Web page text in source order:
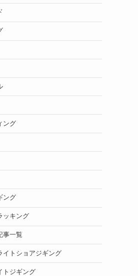
ング
ング
ッキング
事一覧
イトショアジギング
トジギング